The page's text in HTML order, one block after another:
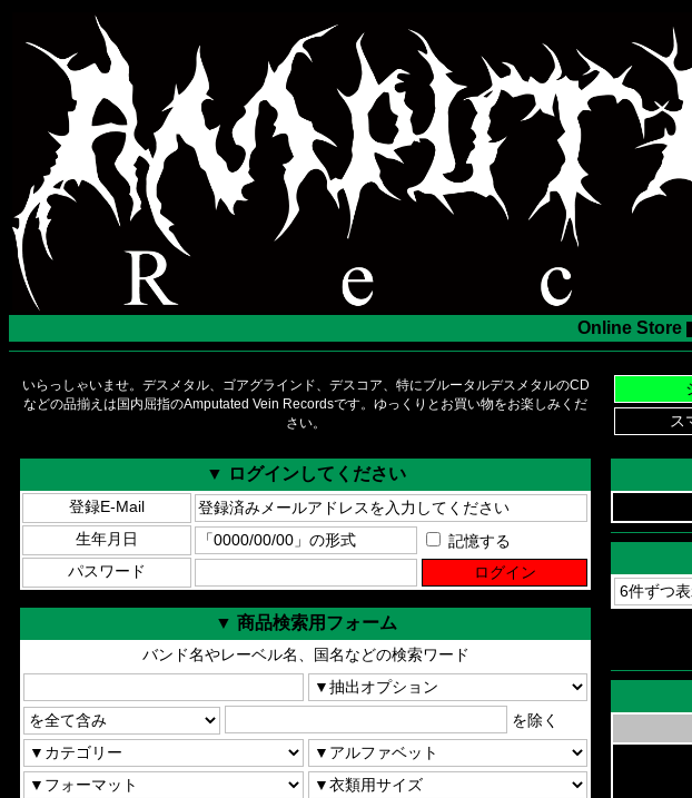
Online Store
いらっしゃいませ。デスメタル、ゴアグラインド、デスコア、特にブルータルデスメタルのCD
などの品揃えは国内屈指のAmputated Vein Recordsです。ゆっくりとお買い物をお楽しみくだ
さい。
▼ ログインしてください
登録E-Mail
生年月日
記憶する
パスワード
▼ 商品検索用フォーム
バンド名やレーベル名、国名などの検索ワード
を除く